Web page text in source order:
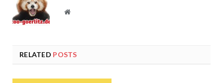
Website
RELATED POSTS